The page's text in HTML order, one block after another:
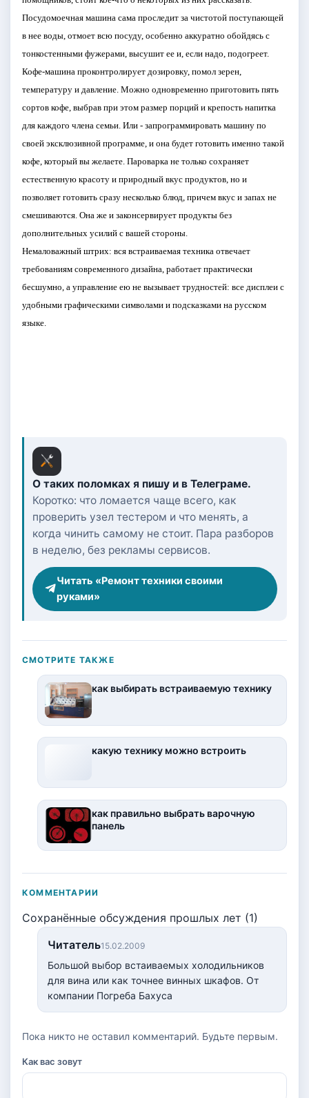
Посудомоечная машина сама проследит за чистотой поступающей
в нее воды, отмоет всю посуду, особенно аккуратно обойдясь с
тонкостенными фужерами, высушит ее и, если надо, подогреет.
Кофе-машина проконтролирует дозировку, помол зерен,
температуру и давление. Можно одновременно приготовить пять
сортов кофе, выбрав при этом размер порций и крепость напитка
для каждого члена семьи. Или - запрограммировать машину по
своей эксклюзивной программе, и она будет готовить именно такой
кофе, который вы желаете. Пароварка не только сохраняет
естественную красоту и природный вкус продуктов, но и
позволяет готовить сразу несколько блюд, причем вкус и запах не
смешиваются. Она же и законсервирует продукты без
дополнительных усилий с вашей стороны.
Немаловажный штрих: вся встраиваемая техника отвечает
требованиям современного дизайна, работает практически
бесшумно, а управление ею не вызывает трудностей: все дисплеи с
удобными графическими символами и подсказками на русском
языке.
О таких поломках я пишу и в Телеграме.
Коротко: что ломается чаще всего, как
проверить узел тестером и что менять, а
когда чинить самому не стоит. Пара разборов
в неделю, без рекламы сервисов.
Читать «Ремонт техники своими
руками»
СМОТРИТЕ ТАКЖЕ
как выбирать встраиваемую технику
какую технику можно встроить
как правильно выбрать варочную
панель
КОММЕНТАРИИ
Сохранённые обсуждения прошлых лет (1)
Читатель15.02.2009
Большой выбор встаиваемых холодильников
для вина или как точнее винных шкафов. От
компании Погреба Бахуса
Пока никто не оставил комментарий. Будьте первым.
Как вас зовут